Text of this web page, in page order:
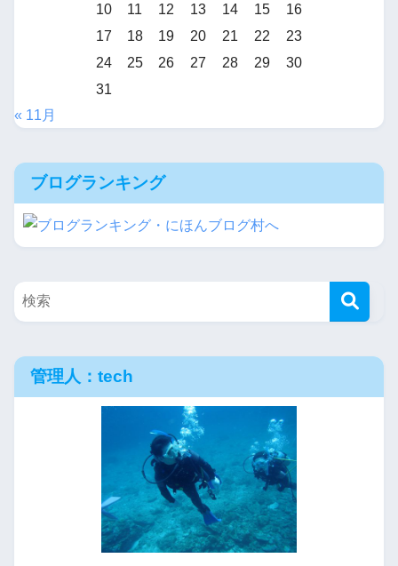
10
11 12 13 14 15
16
17
18 19 20 21 22
23
24
25 26 27 28 29
30
31
« 11月
ブログランキング
管理人：tech